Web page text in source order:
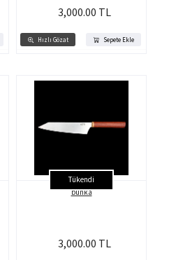
Hızlı Gözat Sepete Ekle
3,000.00 TL
Tükendi
bunka
3,000.00 TL